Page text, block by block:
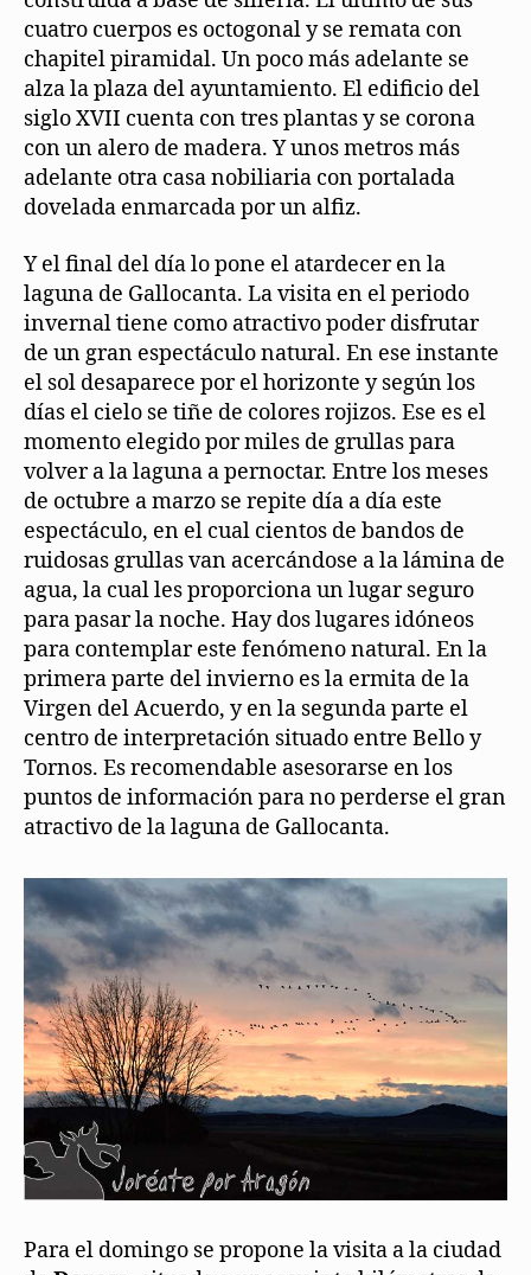
cuatro cuerpos es octogonal y se remata con
chapitel piramidal. Un poco más adelante se
alza la plaza del ayuntamiento. El edificio del
siglo XVII cuenta con tres plantas y se corona
con un alero de madera. Y unos metros más
adelante otra casa nobiliaria con portalada
dovelada enmarcada por un alfiz.
Y el final del día lo pone el atardecer en la
laguna de Gallocanta. La visita en el periodo
invernal tiene como atractivo poder disfrutar
de un gran espectáculo natural. En ese instante
el sol desaparece por el horizonte y según los
días el cielo se tiñe de colores rojizos. Ese es el
momento elegido por miles de grullas para
volver a la laguna a pernoctar. Entre los meses
de octubre a marzo se repite día a día este
espectáculo, en el cual cientos de bandos de
ruidosas grullas van acercándose a la lámina de
agua, la cual les proporciona un lugar seguro
para pasar la noche. Hay dos lugares idóneos
para contemplar este fenómeno natural. En la
primera parte del invierno es la ermita de la
Virgen del Acuerdo, y en la segunda parte el
centro de interpretación situado entre Bello y
Tornos. Es recomendable asesorarse en los
puntos de información para no perderse el gran
atractivo de la laguna de Gallocanta.
Para el domingo se propone la visita a la ciudad